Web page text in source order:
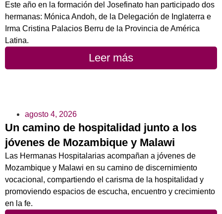
Este año en la formación del Josefinato han participado dos
hermanas: Mónica Andoh, de la Delegación de Inglaterra e
Irma Cristina Palacios Berru de la Provincia de América
Latina.
Leer más
agosto 4, 2026
Un camino de hospitalidad junto a los
jóvenes de Mozambique y Malawi
Las Hermanas Hospitalarias acompañan a jóvenes de
Mozambique y Malawi en su camino de discernimiento
vocacional, compartiendo el carisma de la hospitalidad y
promoviendo espacios de escucha, encuentro y crecimiento
en la fe.